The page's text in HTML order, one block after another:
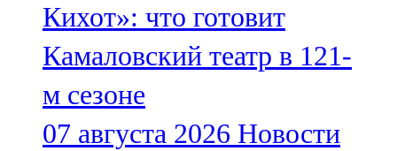
Кихот»: что готовит
Камаловский театр в 121-
м сезоне
07 августа 2026 Новости